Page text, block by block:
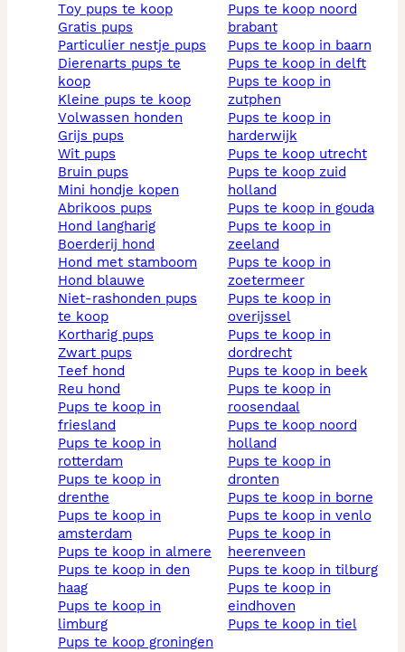
toy pups te koop
gratis pups
particulier nestje pups
dierenarts pups te
koop
kleine pups te koop
volwassen honden
grijs pups
wit pups
bruin pups
mini hondje kopen
abrikoos pups
hond langharig
boerderij hond
hond met stamboom
hond blauwe
niet-rashonden pups
te koop
kortharig pups
zwart pups
teef hond
reu hond
pups te koop in
friesland
pups te koop in
rotterdam
pups te koop in
drenthe
pups te koop in
amsterdam
pups te koop in almere
pups te koop in den
haag
pups te koop in
limburg
pups te koop groningen
pups te koop noord
brabant
pups te koop in baarn
pups te koop in delft
pups te koop in
zutphen
pups te koop in
harderwijk
pups te koop utrecht
pups te koop zuid
holland
pups te koop in gouda
pups te koop in
zeeland
pups te koop in
zoetermeer
pups te koop in
overijssel
pups te koop in
dordrecht
pups te koop in beek
pups te koop in
roosendaal
pups te koop noord
holland
pups te koop in
dronten
pups te koop in borne
pups te koop in venlo
pups te koop in
heerenveen
pups te koop in tilburg
pups te koop in
eindhoven
pups te koop in tiel